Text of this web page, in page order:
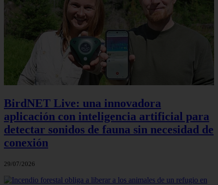
BirdNET Live: una innovadora
aplicación con inteligencia artificial para
detectar sonidos de fauna sin necesidad de
conexión
29/07/2026